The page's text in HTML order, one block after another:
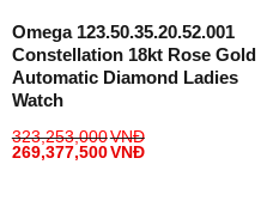
Omega 123.50.35.20.52.001
Constellation 18kt Rose Gold
Automatic Diamond Ladies
Watch
323,253,000VNĐ
269,377,500VNĐ